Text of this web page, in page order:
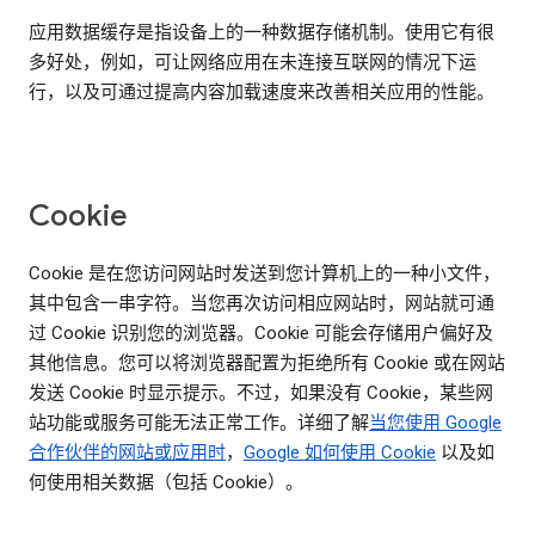
应用数据缓存是指设备上的一种数据存储机制。使用它有很
多好处，例如，可让网络应用在未连接互联网的情况下运
行，以及可通过提高内容加载速度来改善相关应用的性能。
Cookie
Cookie 是在您访问网站时发送到您计算机上的一种小文件，
其中包含一串字符。当您再次访问相应网站时，网站就可通
过 Cookie 识别您的浏览器。Cookie 可能会存储用户偏好及
其他信息。您可以将浏览器配置为拒绝所有 Cookie 或在网站
发送 Cookie 时显示提示。不过，如果没有 Cookie，某些网
站功能或服务可能无法正常工作。详细了解当您使用 Google
合作伙伴的网站或应用时， Google 如何使用 Cookie 以及如
何使用相关数据（包括 Cookie）。